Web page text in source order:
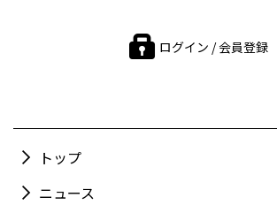
ログイン / 会員登録
トップ
ニュース